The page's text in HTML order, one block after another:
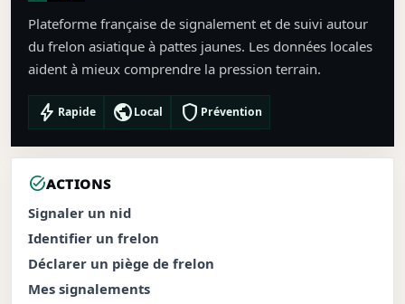
Plateforme française de signalement et de suivi autour
du frelon asiatique à pattes jaunes. Les données locales
aident à mieux comprendre la pression terrain.
bolt Rapide publicLocal shield Prévention
task_altACTIONS
Signaler un nid
Identifier un frelon
Déclarer un piège de frelon
Mes signalements